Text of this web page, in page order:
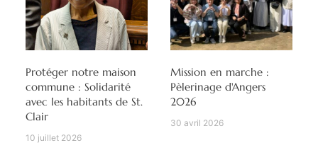
Protéger notre maison
commune : Solidarité
avec les habitants de St.
Clair
10 juillet 2026
Mission en marche :
Pèlerinage d'Angers
2026
30 avril 2026